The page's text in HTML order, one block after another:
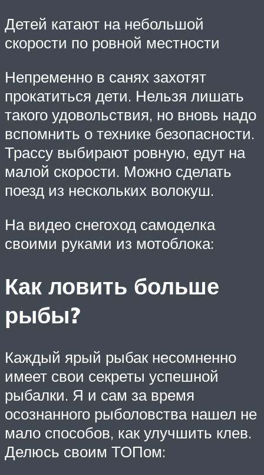
Детей катают на небольшой
скорости по ровной местности
Непременно в санях захотят
прокатиться дети. Нельзя лишать
такого удовольствия, но вновь надо
вспомнить о технике безопасности.
Трассу выбирают ровную, едут на
малой скорости. Можно сделать
поезд из нескольких волокуш.
На видео снегоход самоделка
своими руками из мотоблока:
Как ловить больше
рыбы?
Каждый ярый рыбак несомненно
имеет свои секреты успешной
рыбалки. Я и сам за время
осознанного рыболовства нашел не
мало способов, как улучшить клев.
Делюсь своим ТОПом: